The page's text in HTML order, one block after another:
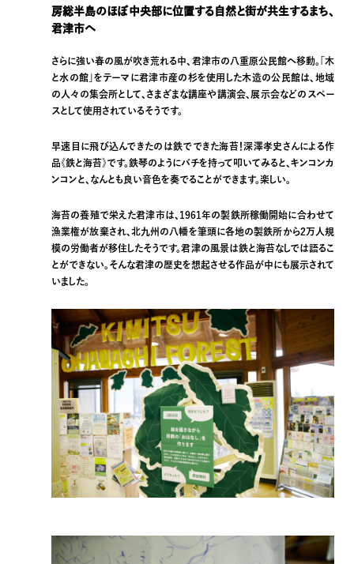
房総半島のほぼ中央部に位置する自然と街が共生するまち、
君津市へ
さらに強い春の風が吹き荒れる中、君津市の八重原公民館へ移動。「木
と水の館」をテーマに君津市産の杉を使用した木造の公民館は、地域
の人々の集会所として、さまざまな講座や講演会、展示会などのスペー
スとして使用されているそうです。
早速目に飛び込んできたのは鉄でできた海苔！深澤孝史さんによる作
品《鉄と海苔》です。鉄琴のようにバチを持って叩いてみると、キンコンカ
ンコンと、なんとも良い音色を奏でることができます。楽しい。
海苔の養殖で栄えた君津市は、1961年の製鉄所稼働開始に合わせて
漁業権が放棄され、北九州の八幡を筆頭に各地の製鉄所から2万人規
模の労働者が移住したそうです。君津の風景は鉄と海苔なしでは語るこ
とができない。そんな君津の歴史を想起させる作品が中にも展示されて
いました。